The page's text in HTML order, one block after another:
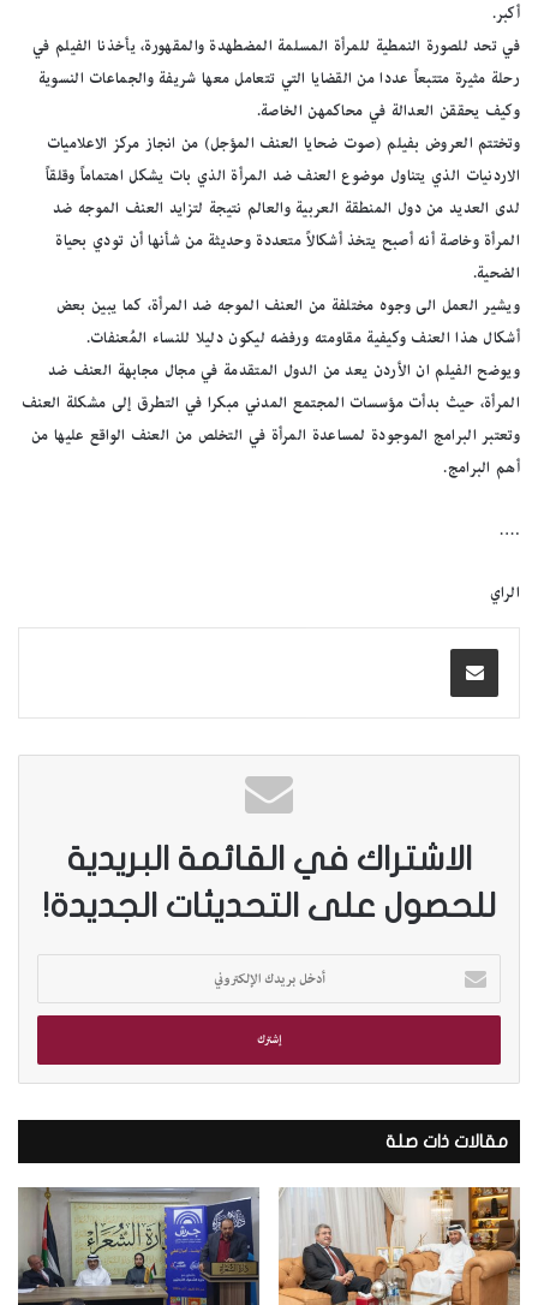
أكبر.
في تحد للصورة النمطية للمرأة المسلمة المضطهدة والمقهورة، يأخذنا الفيلم في
رحلة مثيرة متتبعاً عددا من القضايا التي تتعامل معها شريفة والجماعات النسوية
وكيف يحققن العدالة في محاكمهن الخاصة.
وتختتم العروض بفيلم (صوت ضحايا العنف المؤجل) من انجاز مركز الاعلاميات
الاردنيات الذي يتناول موضوع العنف ضد المرأة الذي بات يشكل اهتماماً وقلقاً
لدى العديد من دول المنطقة العربية والعالم نتيجة لتزايد العنف الموجه ضد
المرأة وخاصة أنه أصبح يتخذ أشكالاً متعددة وحديثة من شأنها أن تودي بحياة
الضحية.
ويشير العمل الى وجوه مختلفة من العنف الموجه ضد المرأة، كما يبين بعض
أشكال هذا العنف وكيفية مقاومته ورفضه ليكون دليلا للنساء المُعنفات.
ويوضح الفيلم ان الأردن يعد من الدول المتقدمة في مجال مجابهة العنف ضد
المرأة، حيث بدأت مؤسسات المجتمع المدني مبكرا في التطرق إلى مشكلة العنف
وتعتبر البرامج الموجودة لمساعدة المرأة في التخلص من العنف الواقع عليها من
أهم البرامج.
….
الراي
الاشتراك في القائمة البريدية
للحصول على التحديثات الجديدة!
خ
ب
ي
د
ك
ا
ل
إ
ل
مقالات ذات صلة